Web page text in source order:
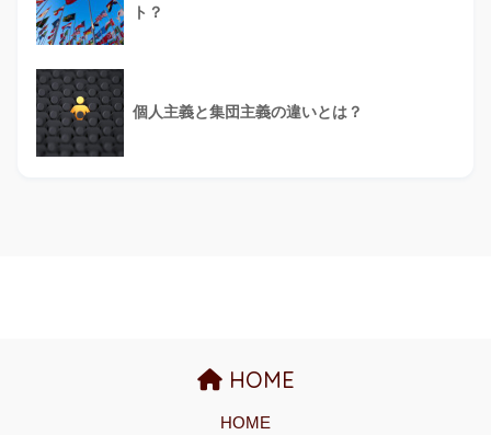
ト？
個人主義と集団主義の違いとは？
HOME
HOME